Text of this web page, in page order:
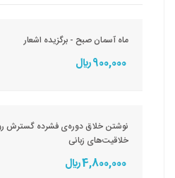
ماه آسمان صبح - برگزیده اشعار
900,000 ريال
نوشتن خلاق دوره‌ی فشرده گسترش
خلاقیت‌های زبانی
4,800,000 ريال